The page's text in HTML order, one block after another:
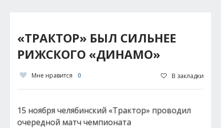
«ТРАКТОР» БЫЛ СИЛЬНЕЕ
РИЖСКОГО «ДИНАМО»
Мне нравится 0 В закладки
15 ноября челябинский «Трактор» проводил
очередной матч чемпионата